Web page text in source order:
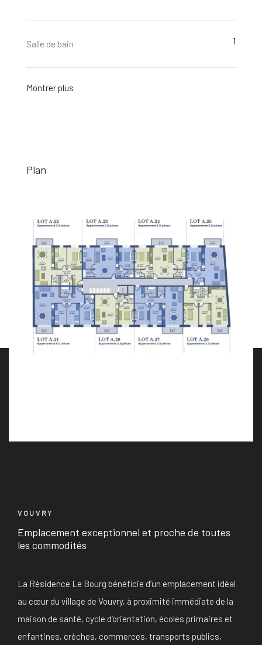
Salle de bain 1
Montrer plus
Plan
VOUVRY
Emplacement exceptionnel et proche de toutes
les commodités
La Résidence Le Bourg bénéficie d’un emplacement idéal
au cœur du village de Vouvry, à proximité immédiate de la
maison de santé, cycle d’orientation, écoles primaires et
enfantines, crèches, commerces, transports publics,